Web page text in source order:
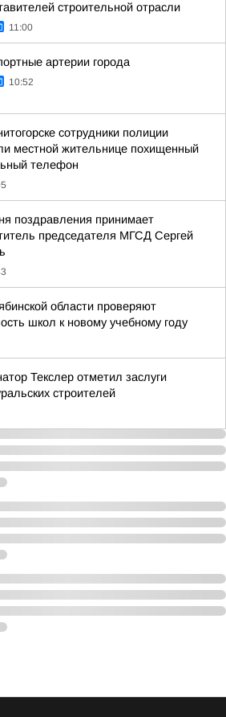
строительной отрасли
11:00
артерии города
10:52
сотрудники полиции
местной жительнице похищенный
телефон
поздравления принимает
председателя МГСД Сергей
области проверяют
школ к новому учебному году
Текслер отметил заслуги
строителей